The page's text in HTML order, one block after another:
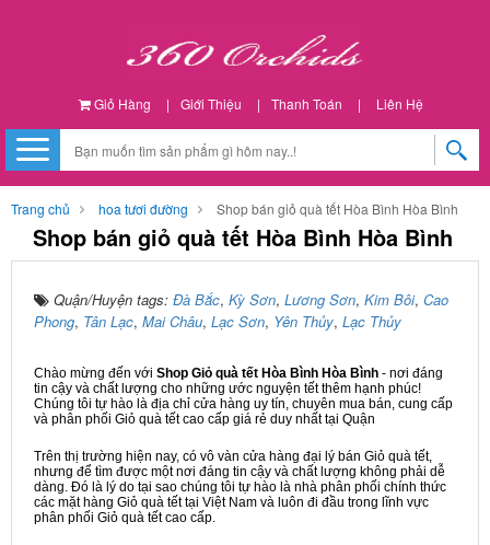
Giỏ Hàng | Giới Thiệu | Thanh Toán | Liên Hệ
Trang chủ hoa tươi đường Shop bán giỏ quà tết Hòa Bình Hòa Bình
Shop bán giỏ quà tết Hòa Bình Hòa Bình
Quận/Huyện tags: Đà Bắc, Kỳ Sơn, Lương Sơn, Kim Bôi, Cao
Phong, Tân Lạc, Mai Châu, Lạc Sơn, Yên Thủy, Lạc Thủy
Chào mừng đến với Shop Giỏ quà tết Hòa Bình Hòa Bình - nơi đáng
tin cậy và chất lượng cho những ước nguyện tết thêm hạnh phúc!
Chúng tôi tự hào là địa chỉ cửa hàng uy tín, chuyên mua bán, cung cấp
và phân phối Giỏ quà tết cao cấp giá rẻ duy nhất tại Quận
Trên thị trường hiện nay, có vô vàn cửa hàng đại lý bán Giỏ quà tết,
nhưng để tìm được một nơi đáng tin cậy và chất lượng không phải dễ
dàng. Đó là lý do tại sao chúng tôi tự hào là nhà phân phối chính thức
các mặt hàng Giỏ quà tết tại Việt Nam và luôn đi đầu trong lĩnh vực
phân phối Giỏ quà tết cao cấp.